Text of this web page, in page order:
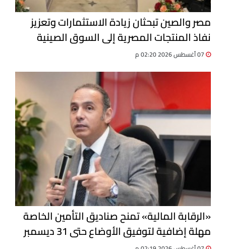
مصر والصين تبحثان زيادة الاستثمارات وتعزيز
نفاذ المنتجات المصرية إلى السوق الصينية
«الرقابة المالية» تمنح صناديق التأمين الخاصة
مهلة إضافية لتوفيق الأوضاع حتى 31 ديسمبر